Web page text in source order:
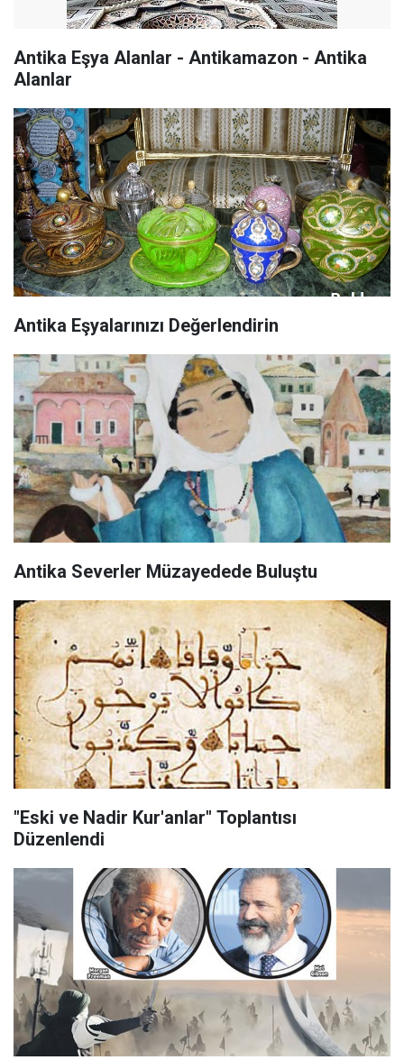
Antika Eşya Alanlar - Antikamazon - Antika
Alanlar
Antika Eşyalarınızı Değerlendirin
Antika Severler Müzayedede Buluştu
"Eski ve Nadir Kur'anlar" Toplantısı
Düzenlendi